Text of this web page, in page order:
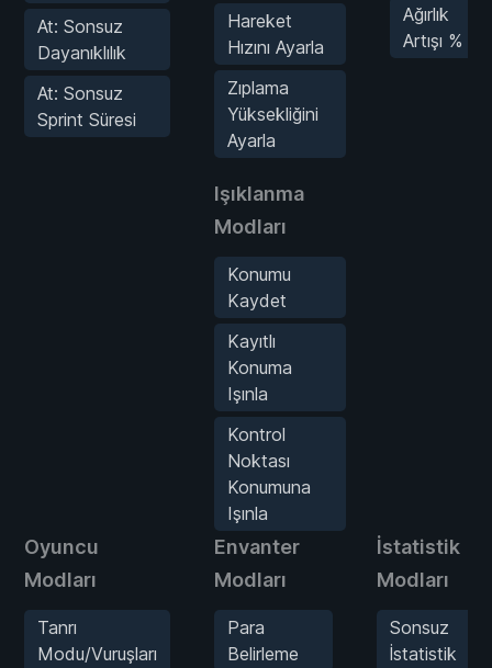
At: Sonsuz
Dayanıklılık
At: Sonsuz
Sprint Süresi
Hareket
Hızını Ayarla
Zıplama
Yüksekliğini
Ayarla
Işıklanma
Modları
Konumu
Kaydet
Kayıtlı
Konuma
Işınla
Kontrol
Noktası
Konumuna
Işınla
Ağırlık
Artışı %
Oyuncu
Modları
Tanrı
Modu/Vuruşları
Envanter
Modları
Para
Belirleme
İstatistik
Modları
Sonsuz
İstatistik